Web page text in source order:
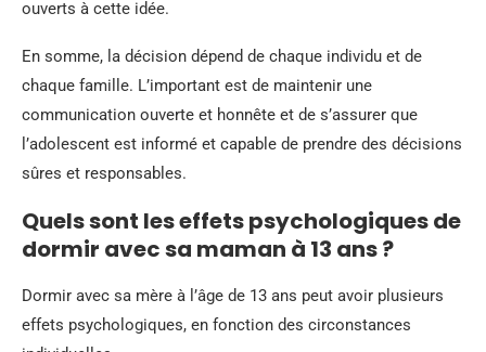
ouverts à cette idée.
En somme, la décision dépend de chaque individu et de
chaque famille. L’important est de maintenir une
communication ouverte et honnête et de s’assurer que
l’adolescent est informé et capable de prendre des décisions
sûres et responsables.
Quels sont les effets psychologiques de
dormir avec sa maman à 13 ans ?
Dormir avec sa mère à l’âge de 13 ans peut avoir plusieurs
effets psychologiques, en fonction des circonstances